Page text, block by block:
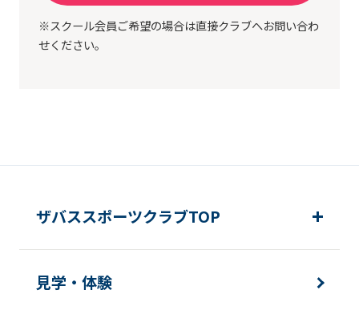
※スクール会員ご希望の場合は直接クラブへお問い合わ
せください。
ザバススポーツクラブTOP
見学・体験